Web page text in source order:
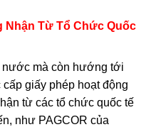
Nhận Từ Tổ Chức Quốc
nước mà còn hướng tới
giấy phép hoạt động
từ các tổ chức quốc tế
như PAGCOR của